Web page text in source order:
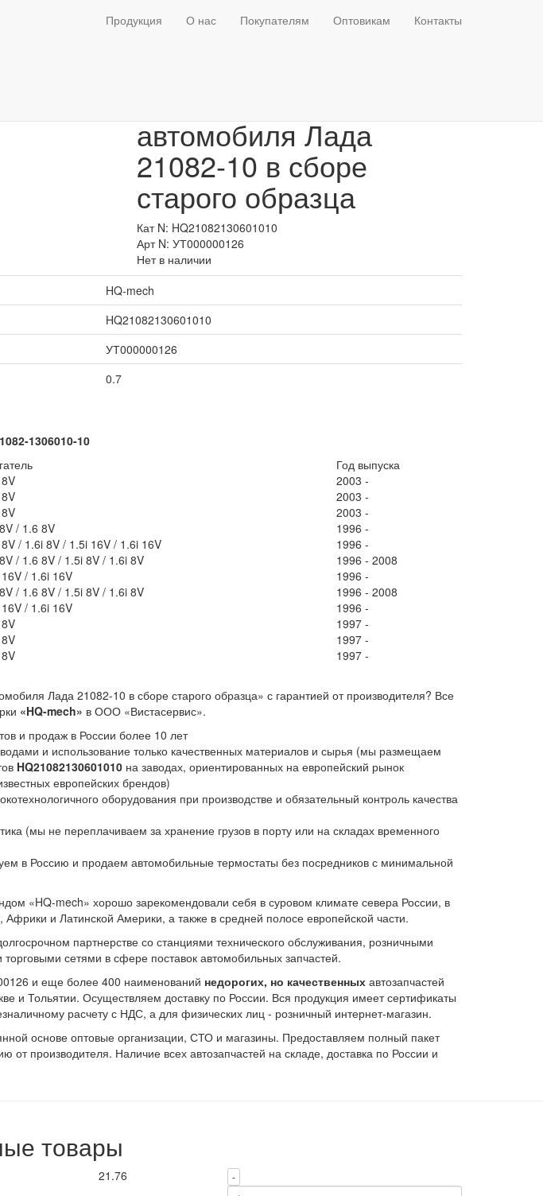
Продукция О нас Покупателям Оптовикам Контакты
автомобиля Лада
21082-10 в сборе
старого образца
Кат N: HQ21082130601010
Арт N: УТ000000126
Нет в наличии
HQ-mech
HQ21082130601010
УТ000000126
0.7
1306010-10
Год выпуска
2003 -
2003 -
2003 -
/ 1.6 8V
1996 -
/ 1.6i 8V / 1.5i 16V / 1.6i 16V
1996 -
/ 1.6 8V / 1.5i 8V / 1.6i 8V
1996 - 2008
/ 1.6i 16V
1996 -
/ 1.6 8V / 1.5i 8V / 1.6i 8V
1996 - 2008
/ 1.6i 16V
1996 -
1997 -
1997 -
1997 -
Лада 21082-10 в сборе старого образца» с гарантией от производителя? Все
«HQ-mech» в ООО «Вистасервис».
и продаж в России более 10 лет
и использование только качественных материалов и сырья (мы размещаем
HQ21082130601010на заводах, ориентированных на европейский рынок
европейских брендов)
оборудования при производстве и обязательный контроль качества
(мы не переплачиваем за хранение грузов в порту или на складах временного
в Россию и продаем автомобильные термостаты без посредников с минимальной
«HQ-mech» хорошо зарекомендовали себя в суровом климате севера России, в
и Латинской Америки, а также в средней полосе европейской части.
партнерстве со станциями технического обслуживания, розничными
сетями в сфере поставок автомобильных запчастей.
и еще более 400 наименований недорогих, но качественныхавтозапчастей
и Тольятии. Осуществляем доставку по России. Вся продукция имеет сертификаты
расчету с НДС, а для физических лиц - розничный интернет-магазин.
основе оптовые организации, СТО и магазины. Предоставляем полный пакет
от производителя. Наличие всех автозапчастей на складе, доставка по России и
товары
21.76 -